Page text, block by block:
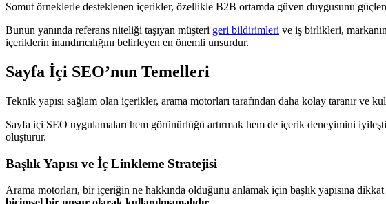
Somut örneklerle desteklenen içerikler, özellikle B2B ortamda güven duygusunu
Bunun yanında referans niteliği taşıyan müşteri geri bildirimleri ve iş birlikleri, markanın
içeriklerin inandırıcılığını belirleyen en önemli unsurdur.
Sayfa İçi SEO’nun Temelleri
Teknik yapısı sağlam olan içerikler, arama motorları tarafından daha kolay taranır ve
Sayfa içi SEO uygulamaları hem görünürlüğü artırmak hem de içerik deneyimini
oluşturur.
Başlık Yapısı ve İç Linkleme Stratejisi
Arama motorları, bir içeriğin ne hakkında olduğunu anlamak için başlık yapısına